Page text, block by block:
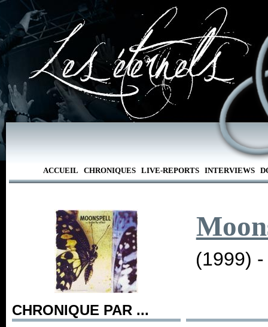
ACCUEIL CHRONIQUES LIVE-REPORTS INTERVIEWS
CHRONIQUE PAR ...
(1999)